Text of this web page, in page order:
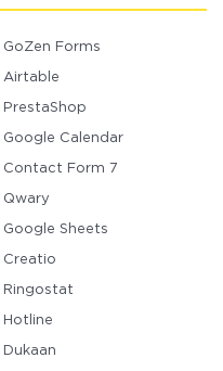
GoZen Forms
Airtable
PrestaShop
Google Calendar
Contact Form 7
Qwary
Google Sheets
Creatio
Ringostat
Hotline
Dukaan